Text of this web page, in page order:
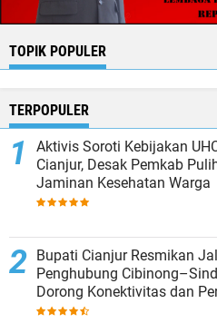
TOPIK POPULER
TERPOPULER
Aktivis Soroti Kebijakan
Cianjur, Desak Pemkab
Jaminan Kesehatan Warga
Bupati Cianjur Resmikan
Penghubung
Dorong Konektivitas dan
Ekonomi Cianjur Selatan